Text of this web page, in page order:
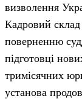
визволення
Кадровий склад
поверненню
підготовці
тримісячних
установа